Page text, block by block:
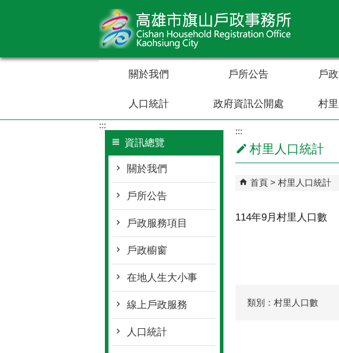
關於我們 戶所公告 戶
人口統計 政府資訊公開處 村
:::
資訊總覽
關於我們
戶所公告
戶政服務項目
戶政櫥窗
在地人生大小事
線上戶政服務
人口統計
:::
村里人口統計
首頁 村里人口統計
114年9月村里人口數
類別：村里人口數